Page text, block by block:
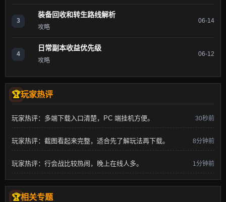
3
装备回收和转生路线解析
攻略
06-14
4
日常副本收益优先级
攻略
06-12
玩家热评
玩家热评：多端下载入口清楚，PC 端挂机方便。 30秒前
玩家热评：截图看起来完整，适合先了解玩法再下载。 8分钟前
玩家热评：行会战比较热闹，晚上在线人多。 1分钟前
相关专题